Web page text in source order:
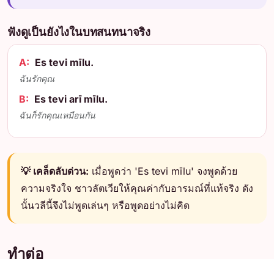
ฟังดูเป็นยังไงในบทสนทนาจริง
A: Es tevi mīlu.
ฉันรักคุณ
B: Es tevi arī mīlu.
ฉันก็รักคุณเหมือนกัน
💡 เคล็ดลับด่วน: เมื่อพูดว่า 'Es tevi mīlu' จงพูดด้วย
ความจริงใจ ชาวลัตเวียให้คุณค่ากับอารมณ์ที่แท้จริง ดัง
นั้นวลีนี้จึงไม่พูดเล่นๆ หรือพูดอย่างไม่คิด
ทำต่อ